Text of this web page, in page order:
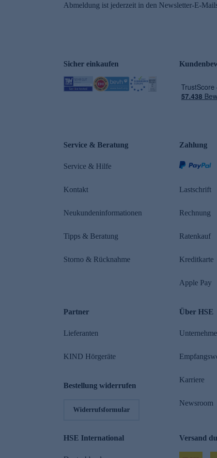
Abmeldung ist jederzeit in den Newsletter-E-
Sicher einkaufen
Service & Beratung
Service & Hilfe
Kontakt
Neukundeninformationen
Tipps & Beratung
Storno & Rücknahme
Zahlung
Lastschrift
Rechnung
Ratenkauf
Kreditkarte
Apple Pay
Partner
Lieferanten
KIND Hörgeräte
Bestellung widerrufen
Widerrufsformular
Über HSE
Karriere
Newsroom
HSE International Versand